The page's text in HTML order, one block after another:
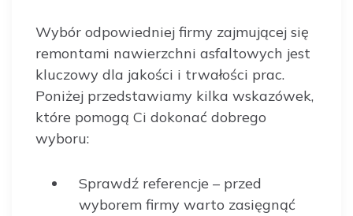
Wybór odpowiedniej firmy zajmującej się
remontami nawierzchni asfaltowych jest
kluczowy dla jakości i trwałości prac.
Poniżej przedstawiamy kilka wskazówek,
które pomogą Ci dokonać dobrego
wyboru:
Sprawdź referencje – przed
wyborem firmy warto zasięgnąć